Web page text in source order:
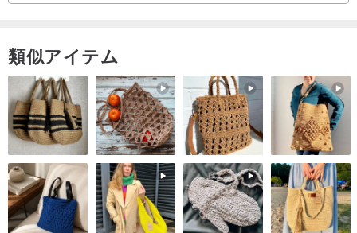
配送中の事故での紛失、破損の責任は一切負いかねますので予めご
了承ください。
☆１点づつ染めておりますので写真と実物の色味は若干異なりま
す。
手作りの一点物としてご理解ください。
☆色止めの処理はしておりますが、
藍染の特性上、色落ちまたは色移りが生じます。
類似アイテム